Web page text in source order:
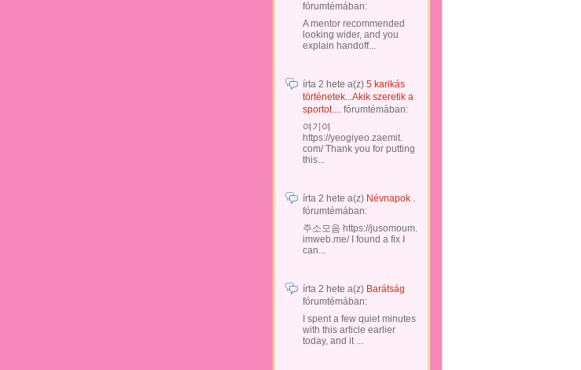
fórumtémában:
A mentor recommended
looking wider, and you
explain handoff...
írta 2 hete a(z) 5 karikás
történetek...Akik szeretik a
sportot.... fórumtémában:
여기여
https://yeogiyeo.zaemit.
com/ Thank you for putting
this...
írta 2 hete a(z) Névnapok .
fórumtémában:
주소모음 https://jusomoum.
imweb.me/ I found a fix I
can...
írta 2 hete a(z) Barátság
fórumtémában:
I spent a few quiet minutes
with this article earlier
today, and it ...